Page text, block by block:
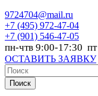
9724704@mail.ru
+7 (495) 972-47-04
+7 (901) 546-47-05
пн-чтв 9:00-17:30
ОСТАВИТЬ ЗАЯВКУ
Поиск